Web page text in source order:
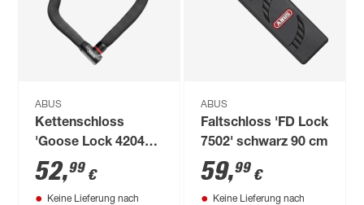
ABUS
Kettenschloss
'Goose Lock 4204K'
schwarz Ø 2,8 x 85
cm
52,99 €
Keine Lieferung nach
ABUS
Faltschloss 'FD Lock
7502' schwarz 90 cm
59,99 €
Keine Lieferung nach